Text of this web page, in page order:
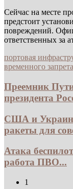
Сейчас на месте
предстоит
повреждений.
ответственных за
портовая
временного
Преемник
президента
США и
ракеты для
Атака
работа ПВО...
1